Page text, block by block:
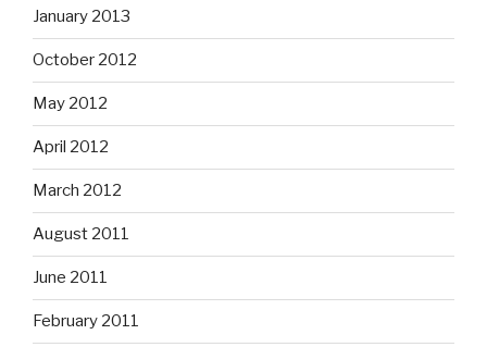
January 2013
October 2012
May 2012
April 2012
March 2012
August 2011
June 2011
February 2011